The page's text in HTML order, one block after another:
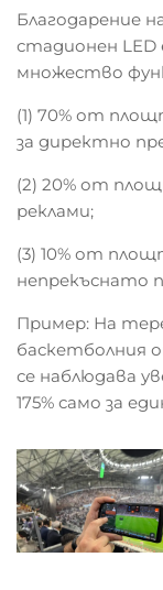
Благодарение
стадионен LED
множество
(1) 70% от
за директно
(2) 20% от
реклами;
(3) 10% от
непрекъснато
Пример: На
баскетболния
се наблюдава
175% само за